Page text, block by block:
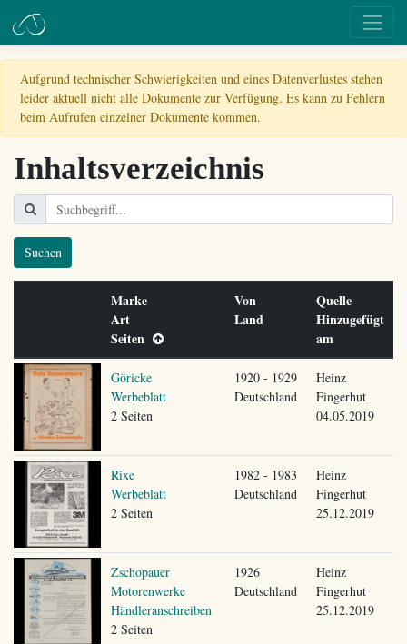
Aufgrund technischer Schwierigkeiten und eines Datenverlustes stehen
leider aktuell nicht alle Dokumente zur Verfügung. Es kann zu Fehlern
beim Aufrufen einzelner Dokumente kommen.
Inhaltsverzeichnis
Suchen
Marke
Art
Seiten
Von
Land
Quelle
Hinzugefügt
am
Göricke
Werbeblatt
2 Seiten
1920 - 1929
Deutschland
Heinz
Fingerhut
04.05.2019
Rixe
Werbeblatt
2 Seiten
1982 - 1983
Deutschland
Heinz
Fingerhut
25.12.2019
Zschopauer
Motorenwerke
Händleranschreiben
2 Seiten
1926
Deutschland
Heinz
Fingerhut
25.12.2019